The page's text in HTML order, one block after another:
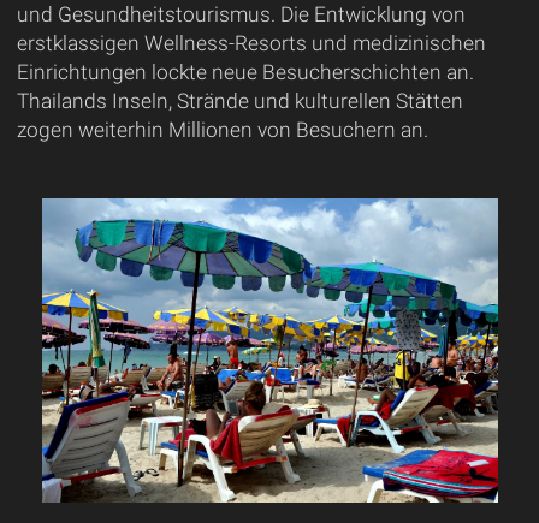
und Gesundheitstourismus. Die Entwicklung von
erstklassigen Wellness-Resorts und medizinischen
Einrichtungen lockte neue Besucherschichten an.
Thailands Inseln, Strände und kulturellen Stätten
zogen weiterhin Millionen von Besuchern an.